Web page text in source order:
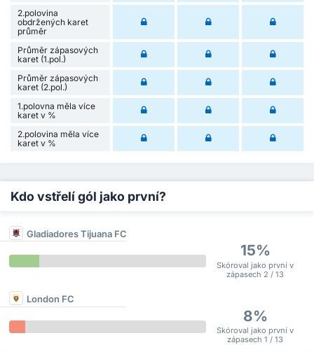
2.polovina
obdržených karet
průměr
Průměr zápasových
karet (1.pol.)
Průměr zápasových
karet (2.pol.)
1.polovna měla více
karet v %
2.polovina měla více
karet v %
Kdo vstřelí gól jako první?
Gladiadores Tijuana FC
15%
Skóroval jako první v
zápasech 2 / 13
London FC
8%
Skóroval jako první v
zápasech 1 / 13